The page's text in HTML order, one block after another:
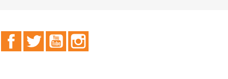
FacebookTwitter YouTube